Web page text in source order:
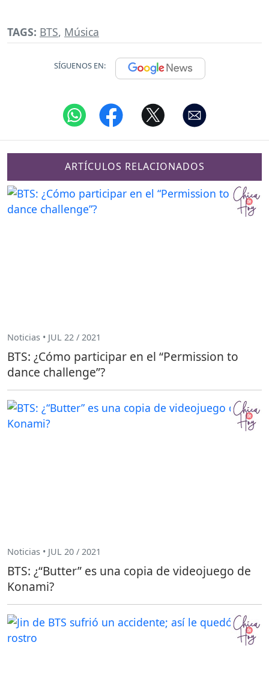
TAGS: BTS, Música
SÍGUENOS EN:
ARTÍCULOS RELACIONADOS
Noticias • JUL 22 / 2021
BTS: ¿Cómo participar en el “Permission to
dance challenge”?
Noticias • JUL 20 / 2021
BTS: ¿“Butter” es una copia de videojuego de
Konami?